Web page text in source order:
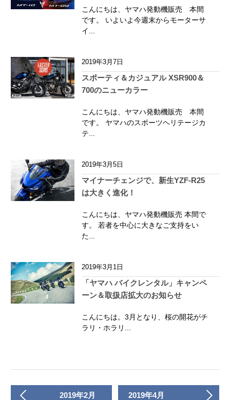
こんにちは、ヤマハ発動機販売 本間
です。 いよいよ今週末からモーターサ
イ...
2019年3月7日
スポーティ＆カジュアル XSR900＆
700のニューカラー
こんにちは、ヤマハ発動機販売 本間
です。 ヤマハのスポーツヘリテージカ
テ...
2019年3月5日
マイナーチェンジで、新生YZF-R25
は大きく進化！
こんにちは、ヤマハ発動機販売 本間で
す。 若者を中心に大きなご支持をい
た...
2019年3月1日
「ヤマハ バイクレンタル」キャンペ
ーン＆取扱店拡大のお知らせ
こんにちは。3月となり、桜の開花がチ
ラリ・ホラリ...
2019年2月 2019年4月